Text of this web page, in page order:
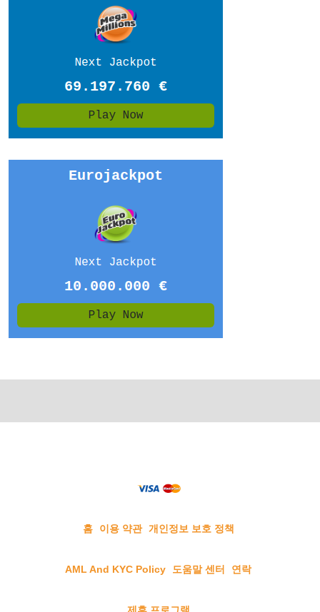
홈 이용 약관 개인정보 보호 정책
AML And KYC Policy 도움말 센터 연락